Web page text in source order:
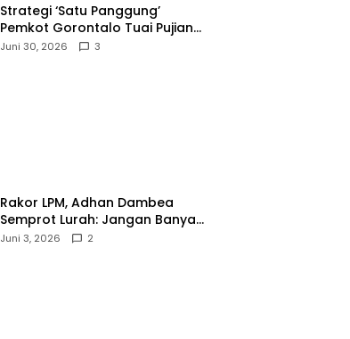
Strategi ‘Satu Panggung’
Pemkot Gorontalo Tuai Pujian
Kakanwil BPJS
Juni 30, 2026 3
‎Rakor LPM, Adhan Dambea
Semprot Lurah: Jangan Banyak
Gaya!‎
Juni 3, 2026 2